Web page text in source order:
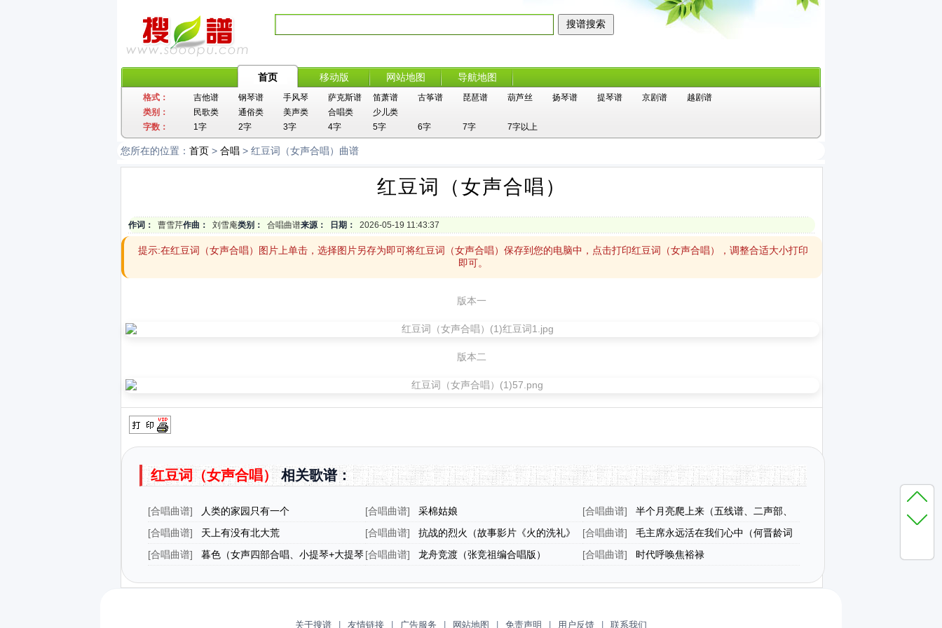
首页 移动版 网站地图 导航地图
格式： 吉他谱 钢琴谱 手风琴 萨克斯谱 笛萧谱 古筝谱 琵琶谱 葫芦丝 扬琴谱 提琴谱 京剧谱
越剧谱
类别：
民歌类 通俗类 美声类 合唱类
少儿类
字数：
1字 2字 3字 4字 5字 6字 7字 7字以上
您所在的位置： 首页 > 合唱 > 红豆词（女声合唱）曲谱
红豆词（女声合唱）
作词： 曹雪芹作曲： 刘雪庵类别： 合唱曲谱来源： 日期： 2026-05-19 11:43:37
提示:在红豆词（女声合唱）图片上单击，选择图片另存为即可将红豆词（女声合唱）保存到您的电脑中，点击打印红豆词（女声合唱），调整合适大小打印
即可。
版本一
版本二
红豆词（女声合唱）相关歌谱：
[合唱曲谱] 人类的家园只有一个 [合唱曲谱] 采棉姑娘 [合唱曲谱]
半个月亮爬上来（五线谱、二声部、
拼音注音版）
[合唱曲谱] 天上有没有北大荒 [合唱曲谱]
抗战的烈火（故事影片《火的洗礼》
插曲）
[合唱曲谱]
毛主席永远活在我们心中（何晋龄词
关川曲）
[合唱曲谱]
暮色（女声四部合唱、小提琴+大提琴 [合唱曲谱] 龙舟竞渡（张竞祖编合唱版） [合唱曲谱] 时代呼唤焦裕禄
关于搜谱 友情链接 广告服务 网站地图 免责声明 用户反馈 联系我们